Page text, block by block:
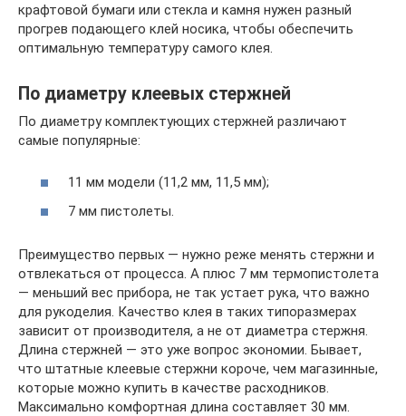
крафтовой бумаги или стекла и камня нужен разный
прогрев подающего клей носика, чтобы обеспечить
оптимальную температуру самого клея.
По диаметру клеевых стержней
По диаметру комплектующих стержней различают
самые популярные:
11 мм модели (11,2 мм, 11,5 мм);
7 мм пистолеты.
Преимущество первых — нужно реже менять стержни и
отвлекаться от процесса. А плюс 7 мм термопистолета
— меньший вес прибора, не так устает рука, что важно
для рукоделия. Качество клея в таких типоразмерах
зависит от производителя, а не от диаметра стержня.
Длина стержней — это уже вопрос экономии. Бывает,
что штатные клеевые стержни короче, чем магазинные,
которые можно купить в качестве расходников.
Максимально комфортная длина составляет 30 мм.